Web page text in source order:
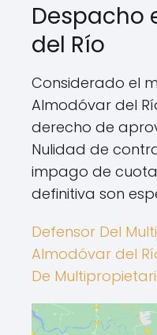
Despacho
del Río
Considerado el
Almodóvar del
derecho de
Nulidad de
impago de
definitiva son
Defensor Del
Almodóvar del
De